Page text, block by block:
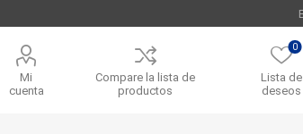
Mi
cuenta
Compare la lista de
productos
Lista de
deseos
0